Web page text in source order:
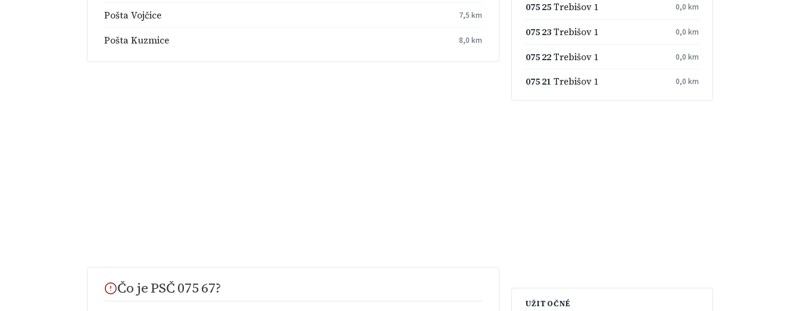
Pošta Vojčice 7,5 km
Pošta Kuzmice 8,0 km
Čo je PSČ 075 67?
075 25Trebišov 1 0,0 km
075 23Trebišov 1 0,0 km
075 22Trebišov 1 0,0 km
075 21 Trebišov 1 0,0 km
UŽITOČNÉ